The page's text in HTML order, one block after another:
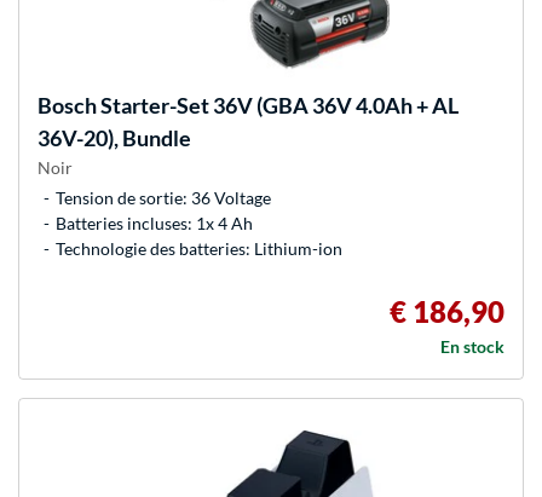
BoschStarter-Set 36V (GBA 36V 4.0Ah + AL
36V-20), Bundle
Noir
Tension de sortie: 36 Voltage
Batteries incluses: 1x 4 Ah
Technologie des batteries: Lithium-ion
€ 186,90
En stock